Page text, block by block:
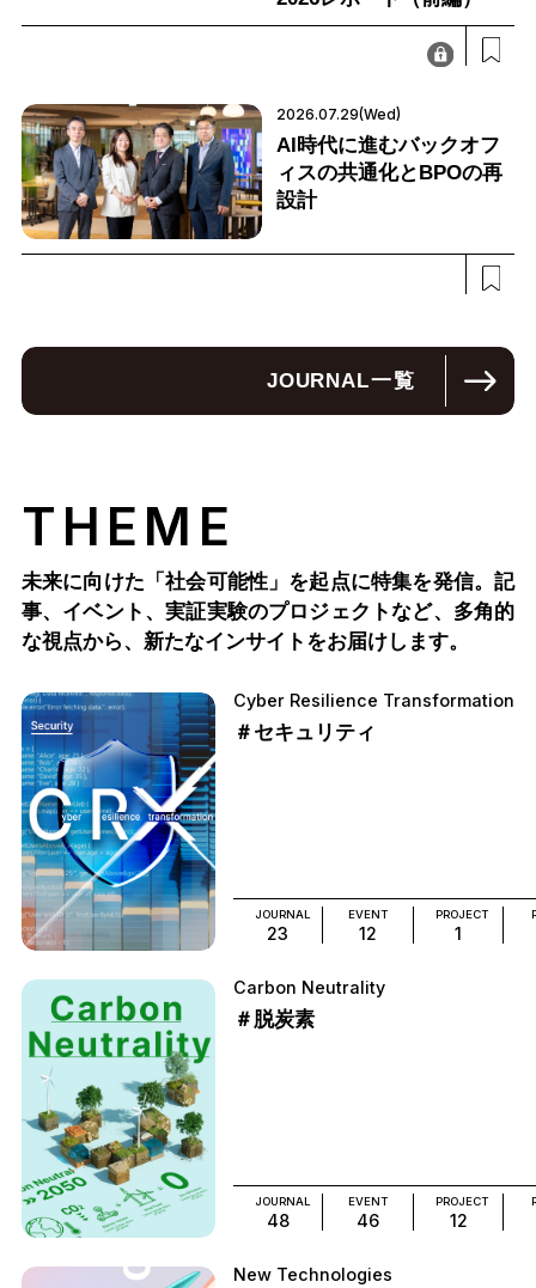
2026.07.29(Wed)
AI時代に進むバックオフ
ィスの共通化とBPOの再
設計
JOURNAL一覧
THEME
未来に向けた「社会可能性」を起点に特集を発信。記
事、イベント、実証実験のプロジェクトなど、多角的
な視点から、新たなインサイトをお届けします。
Cyber Resilience Transformation
＃セキュリティ
JOURNAL
23
EVENT
12
PROJECT
1
Carbon Neutrality
＃脱炭素
JOURNAL
48
EVENT
46
PROJECT
12
New Technologies